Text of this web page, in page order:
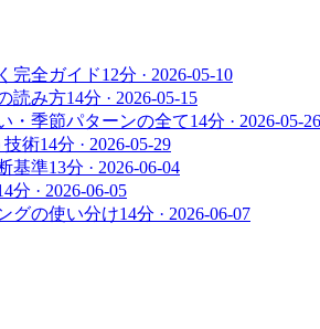
完全ガイド12分 · 2026-05-10
読み方14分 · 2026-05-15
・季節パターンの全て14分 · 2026-05-26
技術14分 · 2026-05-29
基準13分 · 2026-06-04
分 · 2026-06-05
グの使い分け14分 · 2026-06-07